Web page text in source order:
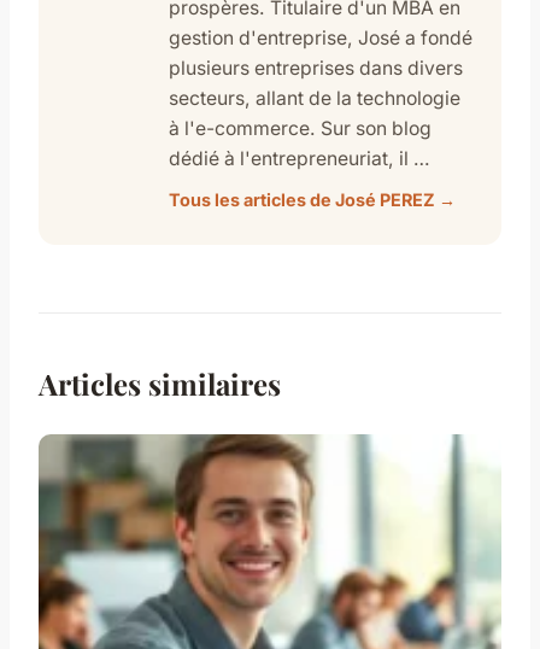
prospères. Titulaire d'un MBA en
gestion d'entreprise, José a fondé
plusieurs entreprises dans divers
secteurs, allant de la technologie
à l'e-commerce. Sur son blog
dédié à l'entrepreneuriat, il …
Tous les articles de José PEREZ →
Articles similaires